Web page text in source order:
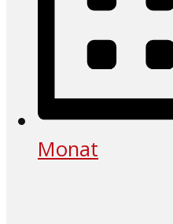
Monat